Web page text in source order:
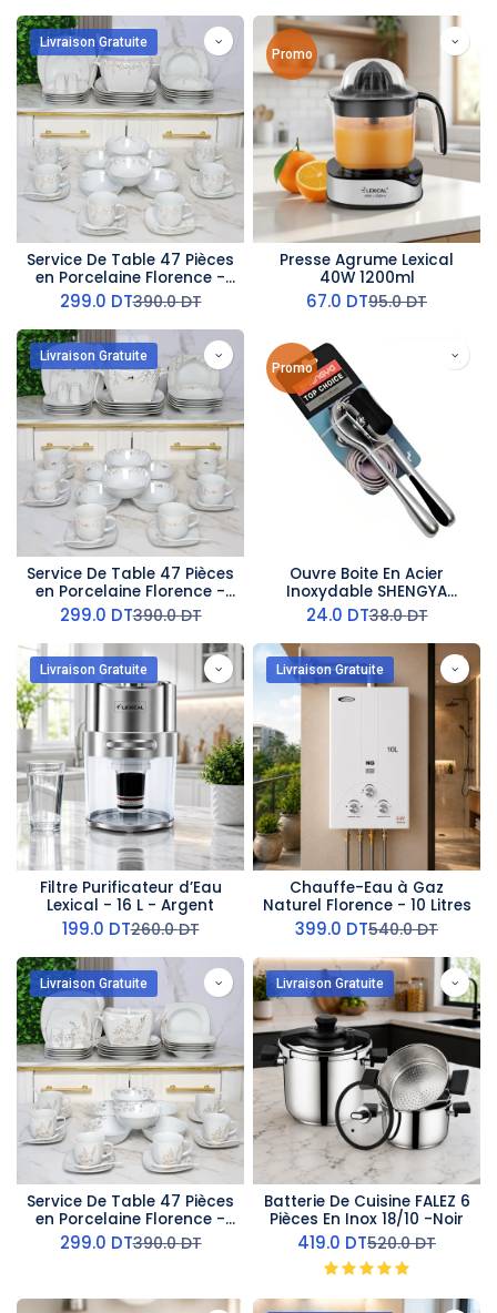
Livraison Gratuite
Service De Table 47 Pièces
en Porcelaine Florence -
G2246
299.0 DT390.0DT
Promo
Presse Agrume Lexical
40W 1200ml
67.0 DT95.0DT
Livraison Gratuite
Service De Table 47 Pièces
en Porcelaine Florence -
G2255
299.0 DT390.0DT
Promo
Ouvre Boite En Acier
Inoxydable SHENGYA
16,5Cm
24.0 DT38.0DT
Livraison Gratuite
Filtre Purificateur d’Eau
Lexical - 16 L - Argent
199.0 DT260.0DT
Livraison Gratuite
Chauffe-Eau à Gaz
Naturel Florence - 10 Litres
399.0 DT540.0DT
Livraison Gratuite
Service De Table 47 Pièces
en Porcelaine Florence -
G1168
299.0 DT390.0DT
Livraison Gratuite
Batterie De Cuisine FALEZ 6
Pièces En Inox 18/10 -Noir
419.0 DT520.0DT